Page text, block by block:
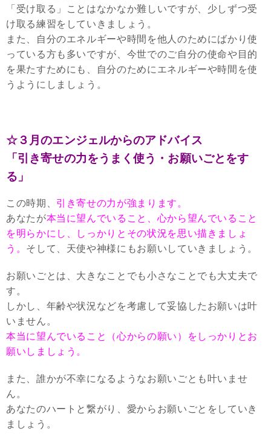
「受け取る」ことはなかなか難しいですが、少しずつ受
け取る練習をしていきましょう。
また、自分のエネルギーや時間を他人のためにばかり使
っている方も多いですが、今世でのご自分の使命や目的
を果たすためにも、自分のためにエネルギーや時間を使
うようにしましょう。
☆３月のエンジェルからのアドバイス
「引き寄せの力をうまく使う・お願いごとをす
る」
この時期、 引き寄せの力が強まります。
あなたが本当に望んでいること、心から望んでいること
を明らかにし、しっかりとその状況を思い描きましょ
う。 そして、天使や神様にもお願いしていきましょう。
お願いごとは、大きなことでも小さなことでも大丈夫で
す。
しかし、年齢や状況などを考慮して妥協したお願いは叶
いません。
本当に望んでいること（心からの願い）をしっかりとお
願いしましょう。
また、誰かが不幸になるようなお願いごとも叶いませ
ん。
あなたのハートと繋がり、愛からお願いごとをしていき
ましょう。